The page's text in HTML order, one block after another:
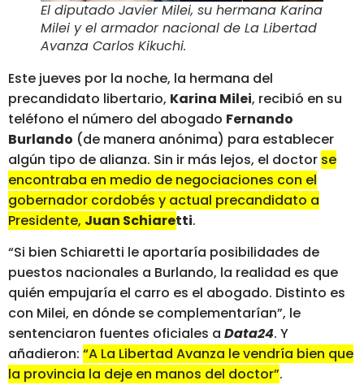
El diputado Javier Milei, su hermana Karina
Milei y el armador nacional de La Libertad
Avanza Carlos Kikuchi.
Este jueves por la noche, la hermana del
precandidato libertario, Karina Milei, recibió en su
teléfono el número del abogado Fernando
Burlando (de manera anónima) para establecer
algún tipo de alianza. Sin ir más lejos, el doctor se
encontraba en medio de negociaciones con el
gobernador cordobés y actual precandidato a
Presidente, Juan Schiaretti.
“Si bien Schiaretti le aportaría posibilidades de
puestos nacionales a Burlando, la realidad es que
quién empujaría el carro es el abogado. Distinto es
con Milei, en dónde se complementarían”, le
sentenciaron fuentes oficiales a Data24. Y
añadieron: “A La Libertad Avanza le vendría bien que
la provincia la deje en manos del doctor”.